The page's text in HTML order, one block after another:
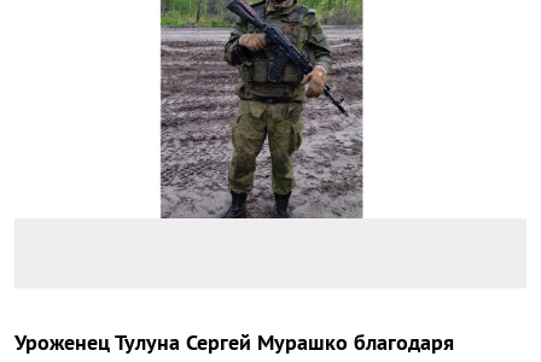
Уроженец Тулуна Сергей Мурашко благодаря